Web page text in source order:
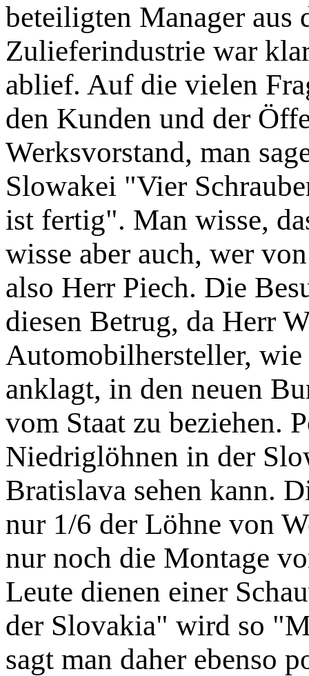
beteiligten Manager
Zulieferindustrie war
ablief. Auf die vielen
den Kunden und der
Werksvorstand, man
Slowakei "Vier
ist fertig". Man wisse,
wisse aber auch, wer
also Herr Piech. Die
diesen Betrug, da Herr
Automobilhersteller,
anklagt, in den neuen
vom Staat zu beziehen.
Niedriglöhnen in der
Bratislava sehen kann.
nur 1/6 der Löhne von
nur noch die Montage
Leute dienen einer
der Slovakia" wird so
sagt man daher ebenso